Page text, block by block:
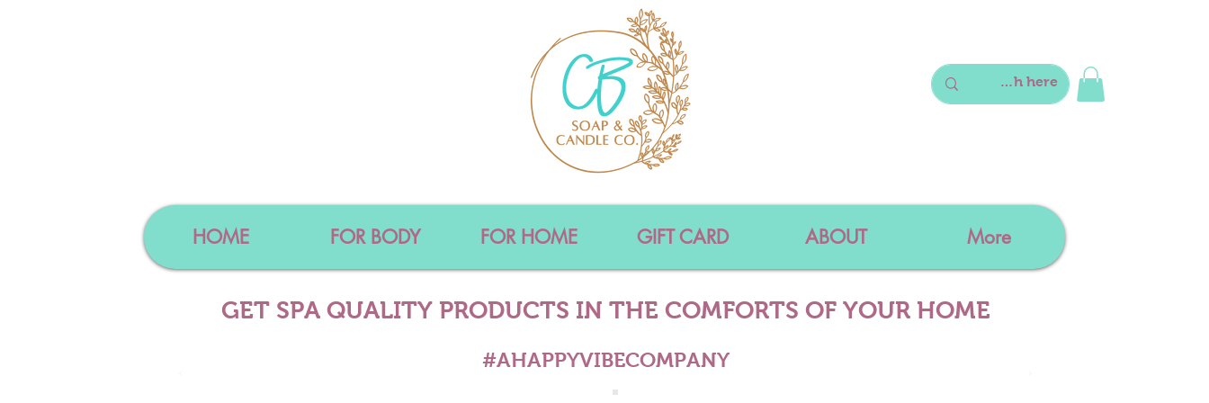
HOME FOR BODY FOR HOME GIFT CARD ABOUT More
GET SPA QUALITY PRODUCTS IN THE COMFORTS OF YOUR HOME
#AHAPPYVIBECOMPANY